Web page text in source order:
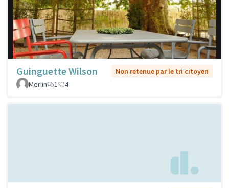
Guinguette Wilson
Non retenue par le tri citoyen
Merlin
1 4